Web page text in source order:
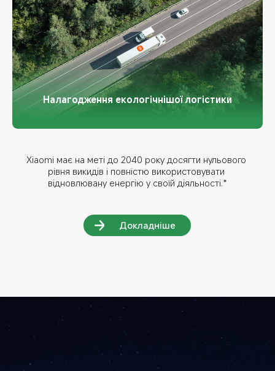
Налагодження екологічнішої логістики
Xiaomi має на меті до 2040 року досягти нульового
рівня викидів і повністю використовувати
відновлювану енергію у своїй діяльності.*
Докладніше